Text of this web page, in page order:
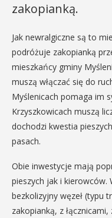
zakopianką.
Jak newralgiczne są to
podróżuje zakopianką
mieszkańcy gminy
muszą włączać się do
Myślenicach pomaga im
Krzyszkowicach muszą
dochodzi kwestia
pasach.
Obie inwestycje mają
pieszych jak i kierowców.
bezkolizyjny węzeł (typu
zakopianką, z łącznicami,